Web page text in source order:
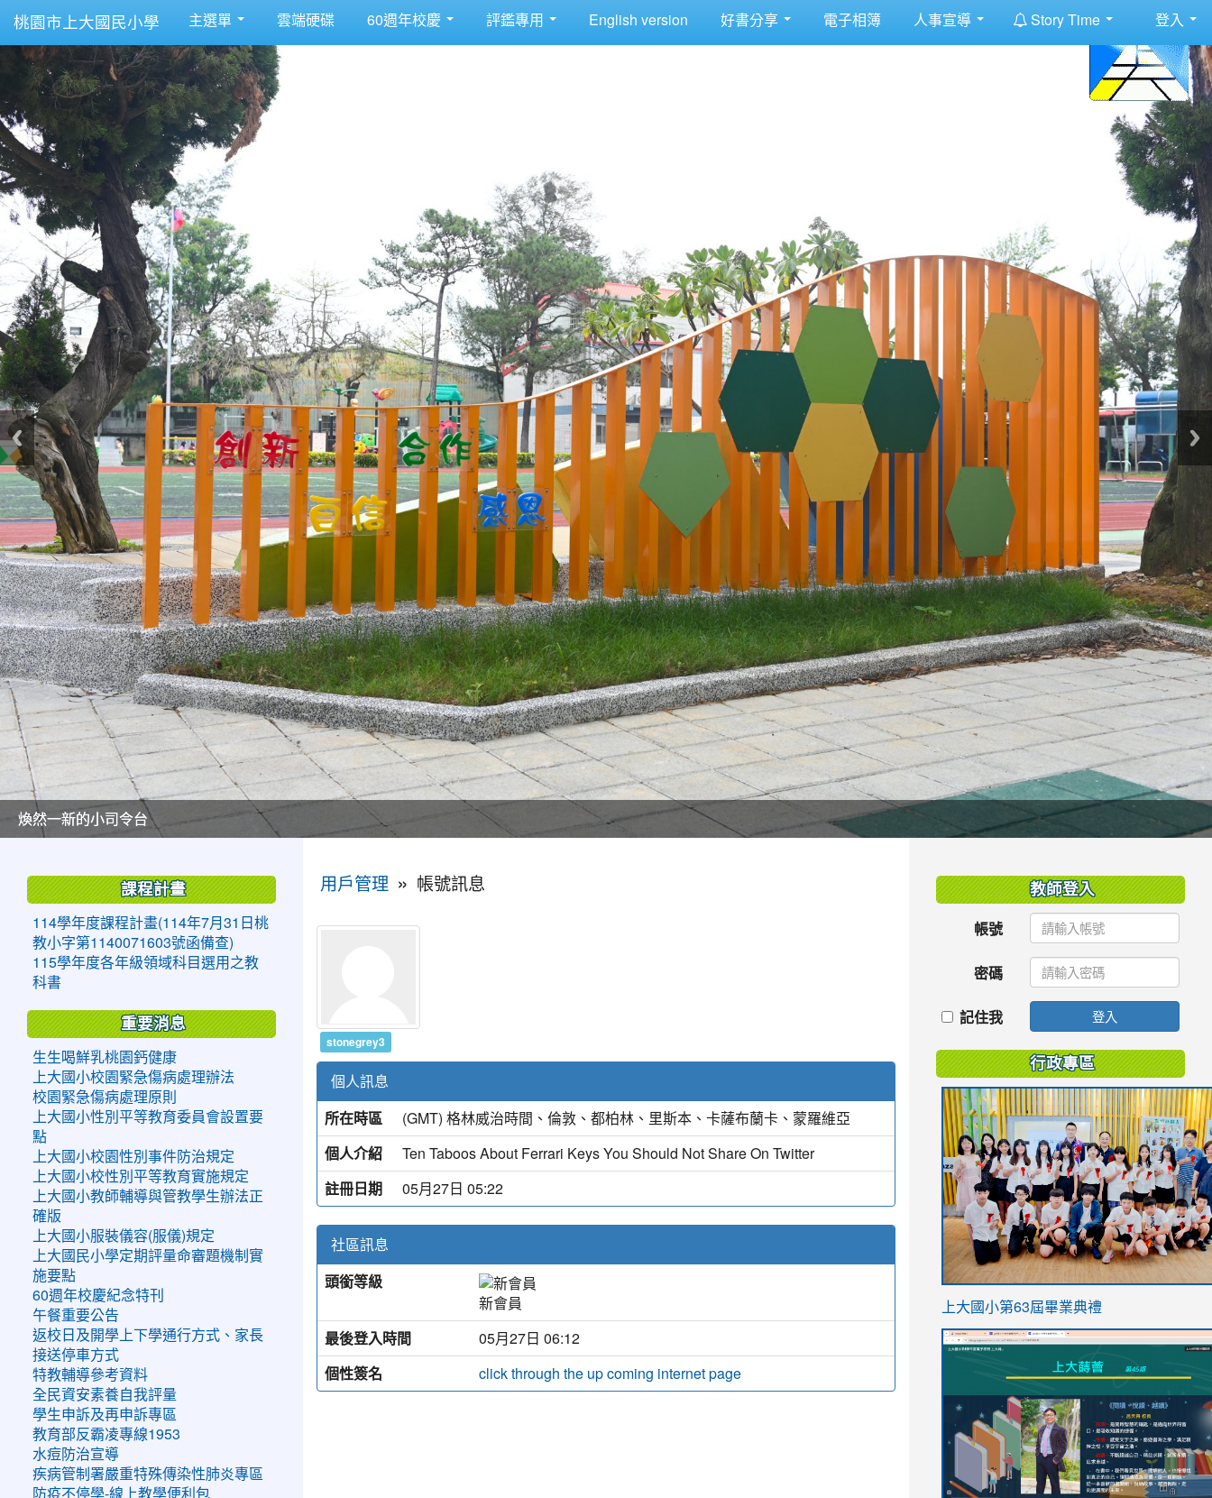
桃園市上大國民小學 主選單 雲端硬碟 60週年校慶 評鑑專用 English version 好書分享 電子相簿 人事宣導 Story Time 登入
美麗的操場是我們活力的來源
美麗的操場是我們活力的來源
煥然一新的小司令台
煥然一新的小司令台
富含桃園埤塘田園風光意象的中廊
富含桃園埤塘田園風光意象的中廊
嶄新的中庭廣場
嶄新的中庭廣場
水生池生生不息
水生池生生不息
用戶管理 » 帳號訊息
stonegrey3
個人訊息
所在時區
(GMT) 格林威治時間、倫敦、都柏林、里斯本、卡薩布蘭卡、蒙羅維亞
個人介紹
Ten Taboos About Ferrari Keys You Should Not Share On Twitter
註冊日期
05月27日 05:22
社區訊息
頭銜等級
新會員
最後登入時間
05月27日 06:12
個性簽名
click through the up coming internet page
課程計畫
114學年度課程計畫(114年7月31日桃
教小字第1140071603號函備查)
115學年度各年級領域科目選用之教
科書
重要消息
生生喝鮮乳桃園鈣健康
上大國小校園緊急傷病處理辦法
校園緊急傷病處理原則
上大國小性別平等教育委員會設置要
點
上大國小校園性別事件防治規定
上大國小校性別平等教育實施規定
上大國小教師輔導與管教學生辦法正
確版
上大國小服裝儀容(服儀)規定
上大國民小學定期評量命審題機制實
施要點
60週年校慶紀念特刊
午餐重要公告
返校日及開學上下學通行方式、家長
接送停車方式
特教輔導參考資料
全民資安素養自我評量
學生申訴及再申訴專區
教育部反霸凌專線1953
水痘防治宣導
疾病管制署嚴重特殊傳染性肺炎專區
防疫不停學-線上教學便利包
教師登入
帳號
密碼
記住我 登入
行政專區
link
https://sites.google.com/stes.tyc.edu.tw/
上大國小第63屆畢業典禮
link